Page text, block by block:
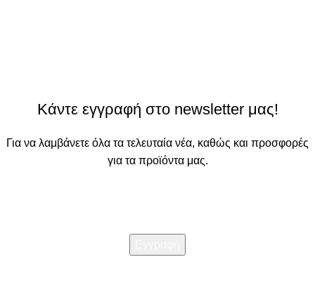
Κάντε εγγραφή στο newsletter μας!
Για να λαμβάνετε όλα τα τελευταία νέα, καθώς και προσφορές
για τα προϊόντα μας.